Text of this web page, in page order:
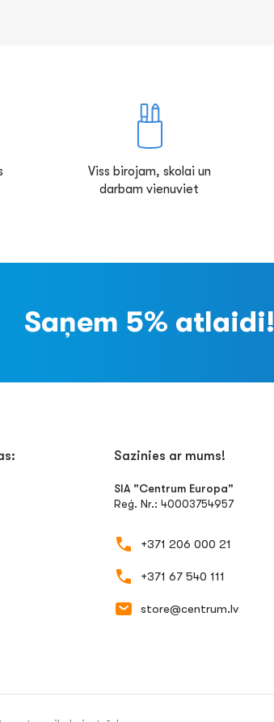
Viss birojam, skolai un
darbam vienuviet
Saņem 5% atlaidi!
Sazinies ar mums!
SIA "Centrum Europa"
Reģ. Nr.: 40003754957
+371 206 000 21
+371 67 540 111
store@centrum.lv